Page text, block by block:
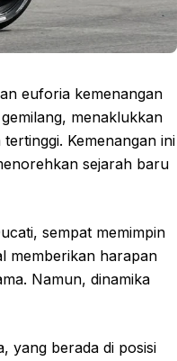
euforia kemenangan
menaklukkan
Kemenangan ini
sejarah baru
sempat memimpin
memberikan harapan
Namun, dinamika
yang berada di posisi